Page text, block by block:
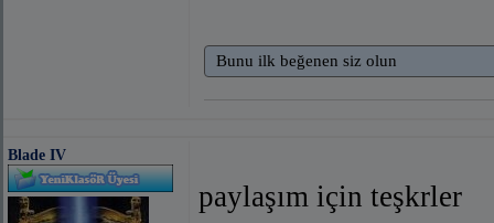
Bunu ilk beğenen siz olun
Blade IV
paylaşım için teşkrler